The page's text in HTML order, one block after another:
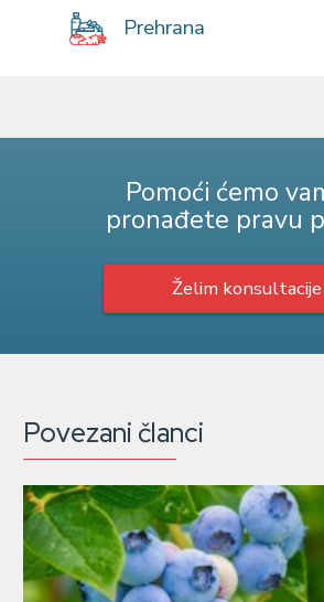
Prehrana
Pomoći ćemo
pronađete pravu
Želim konsultacije
Povezani članci